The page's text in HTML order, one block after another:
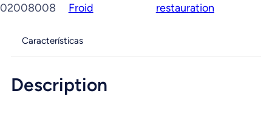
02008008
Froid
restauration
Características
Description